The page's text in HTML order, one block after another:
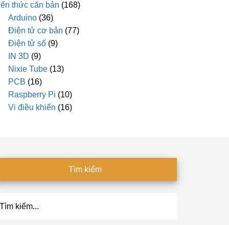
thức căn bản (168)
Arduino (36)
Điện tử cơ bản (77)
Điện tử số (9)
IN 3D (9)
Nixie Tube (13)
PCB (16)
Raspberry Pi (10)
Vi điều khiển (16)
Tìm kiếm